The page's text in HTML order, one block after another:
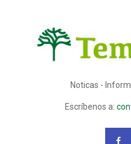
Noticas -
Escríbenos a: